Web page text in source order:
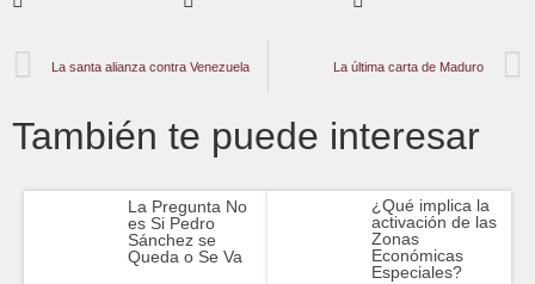
La santa alianza contra Venezuela La última carta de Maduro
También te puede interesar
La Pregunta No
es Si Pedro
Sánchez se
Queda o Se Va
¿Qué implica la
activación de las
Zonas
Económicas
Especiales?